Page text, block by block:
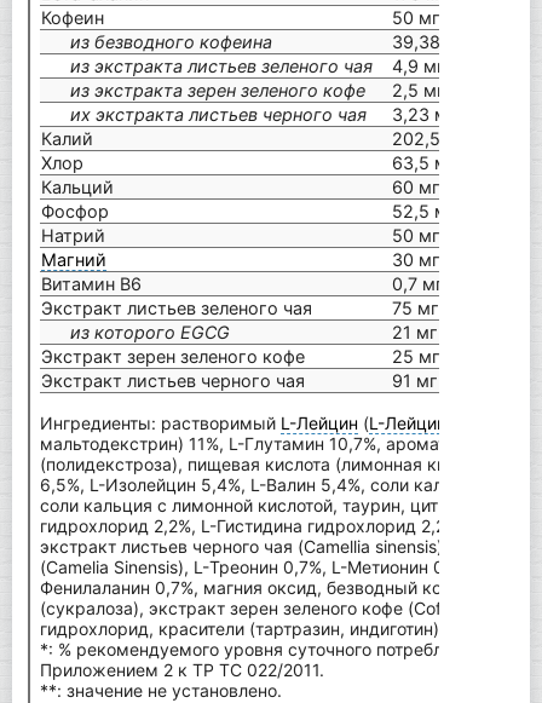
Кофеин
50 мг
из безводного кофеина
39,38 мг
из экстракта листьев зеленого чая
4,9 мг
из экстракта зерен зеленого кофе
2,5 мг
их экстракта листьев черного чая
3,23 мг
Калий
202,5 мг
Хлор
63,5 мг
Кальций
60 мг
Фосфор
52,5 мг
Натрий
50 мг
Магний
30 мг
Витамин В6
0,7 мг
Экстракт листьев зеленого чая
75 мг
из которого EGCG
21 мг
Экстракт зерен зеленого кофе
25 мг
Экстракт листьев черного чая
91 мг
Ингредиенты: растворимый L-Лейцин (L-Лейцин
мальтодекстрин) 11%, L-Глутамин 10,7%, ароматизаторы,
(полидекстроза), пищевая кислота (лимонная кислота),
6,5%, L-Изолейцин 5,4%, L-Валин 5,4%, соли кальция с
соли кальция с лимонной кислотой, таурин, цитрат натрия,
гидрохлорид 2,2%, L-Гистидина гидрохлорид 2,2%, хлорид
экстракт листьев черного чая (Camellia sinensis), экстракт
(Camelia Sinensis), L-Треонин 0,7%, L-Метионин 0,7%, L-
Фенилаланин 0,7%, магния оксид, безводный кофеин
(сукралоза), экстракт зерен зеленого кофе (Coffea
гидрохлорид, красители (тартразин, индиготин).
*: % рекомендуемого уровня суточного потребления, в
Приложением 2 к ТР ТС 022/2011.
**: значение не установлено.